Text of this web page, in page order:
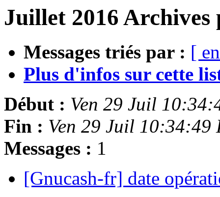
Juillet 2016 Archives
Messages triés par : [
Plus d'infos sur cette
Début : Ven 29 Juil
Fin : Ven 29 Juil 10:34:49
Messages : 1
[Gnucash-fr] date